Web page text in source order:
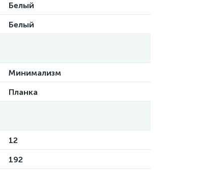
Белый
Белый
Минимализм
Планка
12
192